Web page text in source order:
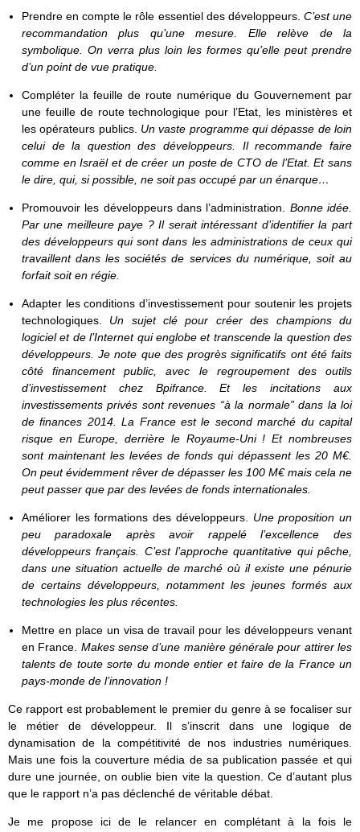
Prendre en compte le rôle essentiel des développeurs. C’est une
recommandation plus qu’une mesure. Elle relève de la
symbolique.
On verra plus loin les formes qu’elle peut prendre
d’un point de vue pratique.
Compléter la feuille de route numérique du Gouvernement par
une feuille de route technologique pour l’Etat, les ministères et
les opérateurs publics. Un vaste programme qui dépasse de loin
celui de la question des développeurs. Il recommande faire
comme en Israël et de créer un poste de CTO de l’Etat. Et sans
le dire, qui, si possible, ne soit pas occupé par un énarque…
Promouvoir les développeurs dans l’administration. Bonne idée.
Par une meilleure paye ? Il serait intéressant d’identifier la part
des développeurs qui sont dans les administrations de ceux qui
travaillent dans les sociétés de services du numérique, soit au
forfait soit en régie.
Adapter les conditions d’investissement pour soutenir les projets
technologiques. Un sujet clé pour créer des champions du
logiciel et de l’Internet qui englobe et transcende la question des
développeurs. Je note que des progrès significatifs ont été faits
côté financement public, avec le regroupement des outils
d’investissement chez Bpifrance. Et les incitations aux
investissements privés sont revenues “à la normale” dans la loi
de finances 2014. La France est le second marché du capital
risque en Europe, derrière le Royaume-Uni ! Et nombreuses
sont maintenant les levées de fonds qui dépassent les 20 M€.
On peut évidemment rêver de dépasser les 100 M€ mais cela ne
peut passer que par des levées de fonds internationales.
Améliorer les formations des développeurs. Une proposition un
peu paradoxale après avoir rappelé l’excellence des
développeurs français. C’est l’approche quantitative qui pêche,
dans une situation actuelle de marché où il existe une pénurie
de certains développeurs, notamment les jeunes formés aux
technologies les plus récentes.
Mettre en place un visa de travail pour les développeurs venant
en France. Makes sense d’une manière générale pour attirer les
talents de toute sorte du monde entier et faire de la France un
pays-monde de l’innovation !
Ce rapport est probablement le premier du genre à se focaliser sur
le métier de développeur. Il s’inscrit dans une logique de
dynamisation de la compétitivité de nos industries numériques.
Mais une fois la couverture média de sa publication passée et qui
dure une journée, on oublie bien vite la question. Ce d’autant plus
que le rapport n’a pas déclenché de véritable débat.
Je me propose ici de le relancer en complétant à la fois le